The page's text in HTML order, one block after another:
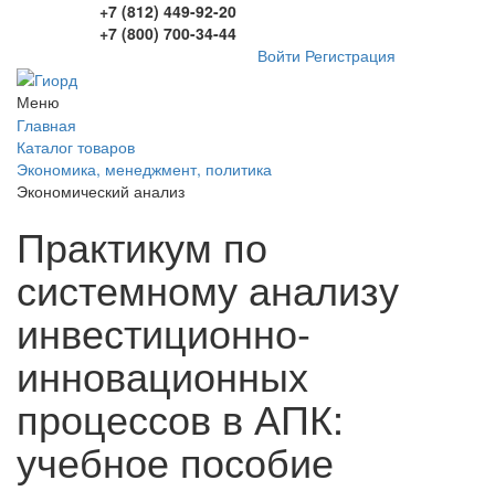
+7 (812) 449-92-20
+7 (800) 700-34-44
Войти Регистрация
Меню
Главная
Каталог товаров
Экономика, менеджмент, политика
Экономический анализ
Практикум по
системному анализу
инвестиционно-
инновационных
процессов в АПК:
учебное пособие